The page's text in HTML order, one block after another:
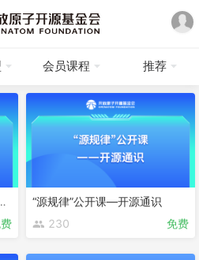
会员课程 推荐
师认证课程
“源规律”公开课—开源通识
230
免费